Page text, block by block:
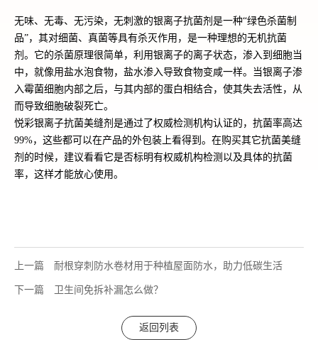
无味、无毒、无污染，无刺激的银离子抗菌剂是一种“绿色杀菌制
品”，其对细菌、真菌等具有杀灭作用，是一种理想的无机抗菌
剂。它的杀菌原理很简单，利用银离子的离子状态，渗入到细胞当
中，就像用盐水泡食物，盐水渗入导致食物变咸一样。当银离子渗
入霉菌细胞内部之后，与其内部的蛋白相结合，使其失去活性，从
而导致细胞破裂死亡。
悦彩银离子抗菌美缝剂是通过了权威检测机构认证的，抗菌率高达
99%，这些都可以在产品的外包装上看得到。在购买其它抗菌美缝
剂的时候，建议看看它是否标明有权威机构检测以及具体的抗菌
率，这样才能放心使用。
上一篇 耐根穿刺防水卷材用于种植屋面防水，助力低碳生活
下一篇 卫生间免拆补漏怎么做？
返回列表